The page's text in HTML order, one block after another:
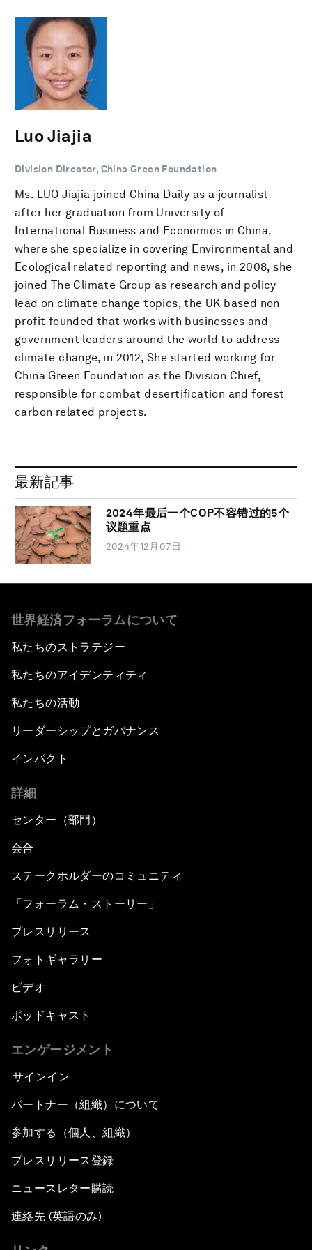
Luo Jiajia
Division Director, China Green Foundation
Ms. LUO Jiajia joined China Daily as a journalist
after her graduation from University of
International Business and Economics in China,
where she specialize in covering Environmental and
Ecological related reporting and news, in 2008, she
joined The Climate Group as research and policy
lead on climate change topics, the UK based non
profit founded that works with businesses and
government leaders around the world to address
climate change, in 2012, She started working for
China Green Foundation as the Division Chief,
responsible for combat desertification and forest
carbon related projects.
最新記事
2024年最后一个COP不容错过的5个
议题重点
2024年12月07日
世界経済フォーラムについて
私たちのストラテジー
私たちのアイデンティティ
私たちの活動
リーダーシップとガバナンス
インパクト
詳細
センター（部門）
会合
ステークホルダーのコミュニティ
「フォーラム・ストーリー」
プレスリリース
フォトギャラリー
ビデオ
ポッドキャスト
エンゲージメント
サインイン
パートナー（組織）について
参加する（個人、組織）
プレスリリース登録
ニュースレター購読
連絡先 (英語のみ)